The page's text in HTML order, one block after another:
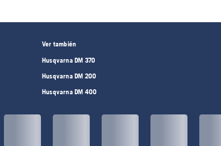
Ver también
Husqvarna DM 370
Husqvarna DM 200
Husqvarna DM 400